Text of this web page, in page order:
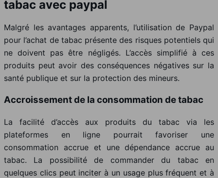
tabac avec paypal
Malgré les avantages apparents, l’utilisation de Paypal
pour l’achat de tabac présente des risques potentiels qui
ne doivent pas être négligés. L’accès simplifié à ces
produits peut avoir des conséquences négatives sur la
santé publique et sur la protection des mineurs.
Accroissement de la consommation de tabac
La facilité d’accès aux produits du tabac via les
plateformes en ligne pourrait favoriser une
consommation accrue et une dépendance accrue au
tabac. La possibilité de commander du tabac en
quelques clics peut inciter à un usage plus fréquent et à